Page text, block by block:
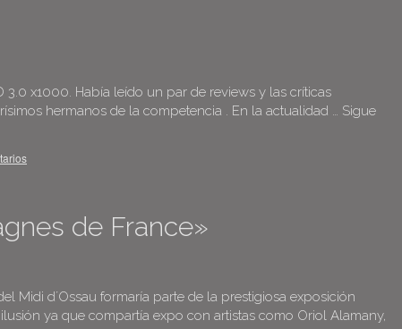
x1000. Había leído un par de reviews y las críticas
hermanos de la competencia . En la actualidad … Sigue
de France»
Midi d´Ossau formaría parte de la prestigiosa exposición
ya que compartía expo con artistas como Oriol Alamany,